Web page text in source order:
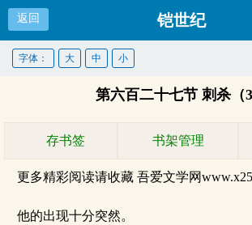
返回 铠世纪
字体： 大 中 小
第六百二十七节 刺杀（3
存书签 书架管理
更多精彩阅读请收藏 吾爱文学网
他的出现十分突然。